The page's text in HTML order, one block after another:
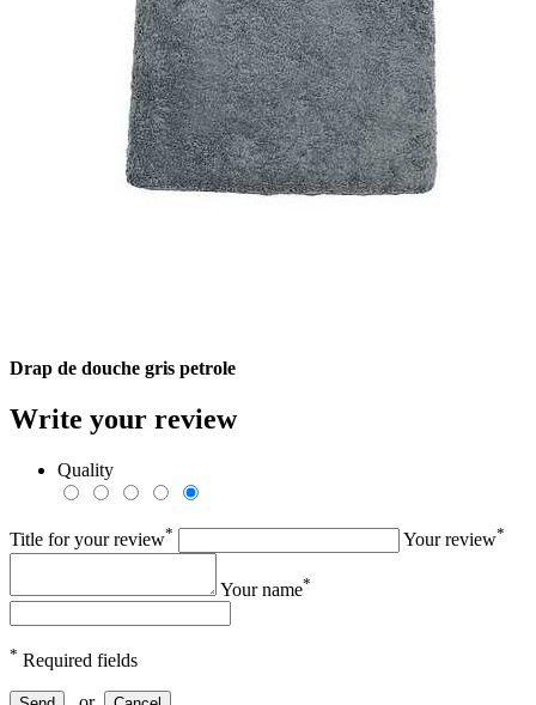
Drap de douche gris petrole
Write your review
Quality
Title for your review* Your review*
Your name*
* Required fields